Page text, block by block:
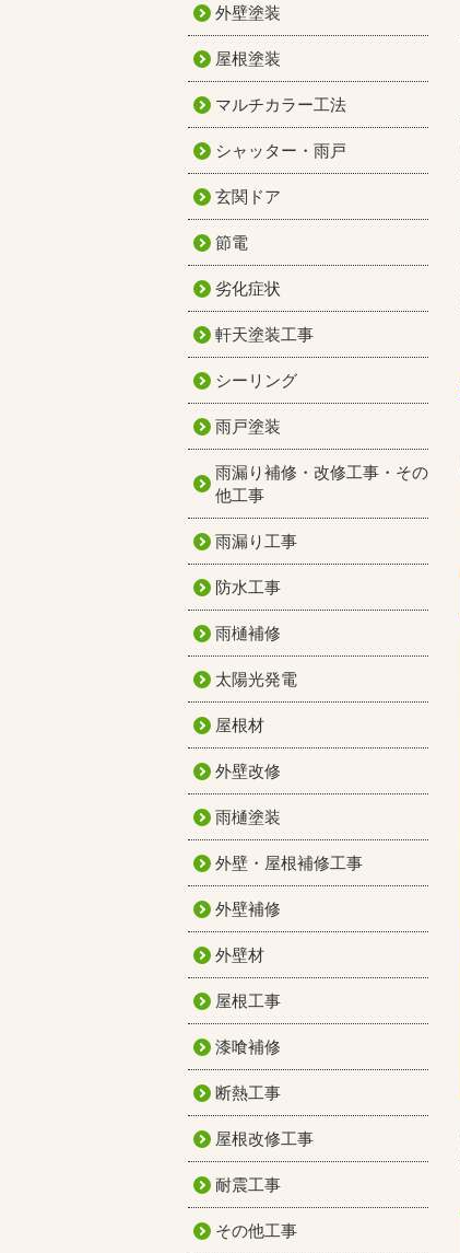
外壁塗装
屋根塗装
マルチカラー工法
シャッター・雨戸
玄関ドア
節電
劣化症状
軒天塗装工事
シーリング
雨戸塗装
雨漏り補修・改修工事・その
他工事
雨漏り工事
防水工事
雨樋補修
太陽光発電
屋根材
外壁改修
雨樋塗装
外壁・屋根補修工事
外壁補修
外壁材
屋根工事
漆喰補修
断熱工事
屋根改修工事
耐震工事
その他工事